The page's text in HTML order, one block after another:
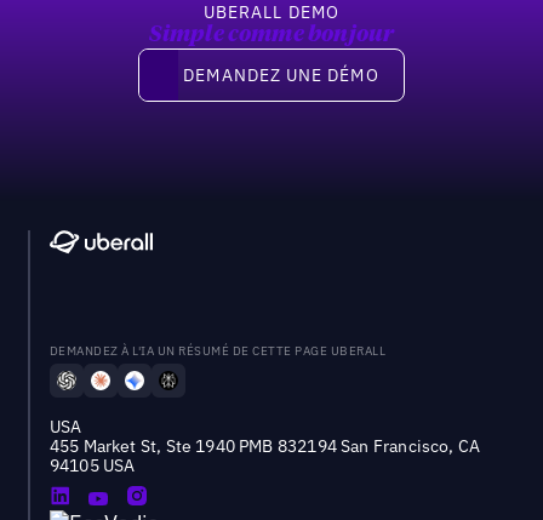
UBERALL DEMO
Simple comme bonjour
Demandez une démo
DEMANDEZ UNE DÉMO
DEMANDEZ À L'IA UN RÉSUMÉ DE CETTE PAGE UBERALL
USA
455 Market St, Ste 1940 PMB 832194 San Francisco, CA
94105 USA